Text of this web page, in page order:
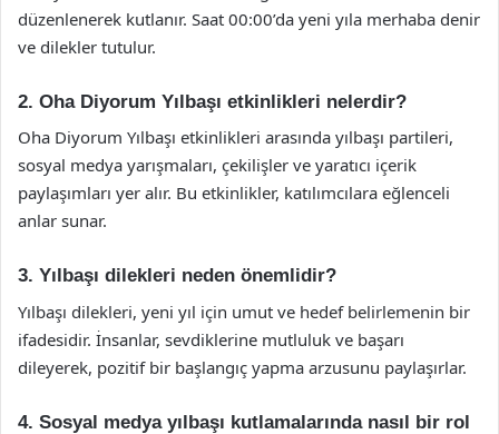
düzenlenerek kutlanır. Saat 00:00’da yeni yıla merhaba denir
ve dilekler tutulur.
2. Oha Diyorum Yılbaşı etkinlikleri nelerdir?
Oha Diyorum Yılbaşı etkinlikleri arasında yılbaşı partileri,
sosyal medya yarışmaları, çekilişler ve yaratıcı içerik
paylaşımları yer alır. Bu etkinlikler, katılımcılara eğlenceli
anlar sunar.
3. Yılbaşı dilekleri neden önemlidir?
Yılbaşı dilekleri, yeni yıl için umut ve hedef belirlemenin bir
ifadesidir. İnsanlar, sevdiklerine mutluluk ve başarı
dileyerek, pozitif bir başlangıç yapma arzusunu paylaşırlar.
4. Sosyal medya yılbaşı kutlamalarında nasıl bir rol